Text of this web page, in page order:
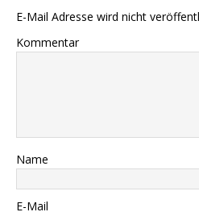
E-Mail Adresse wird nicht
Kommentar
Name
E-Mail